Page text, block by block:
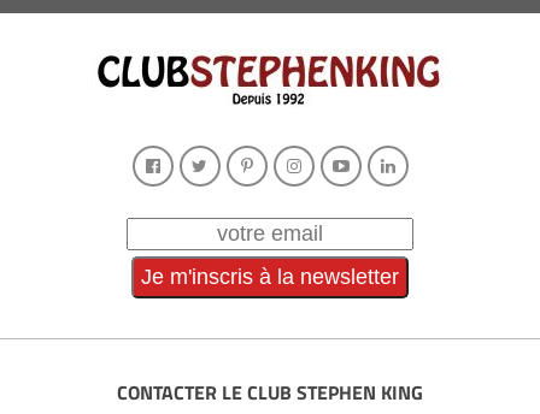
CONTACTER LE CLUB STEPHEN KING